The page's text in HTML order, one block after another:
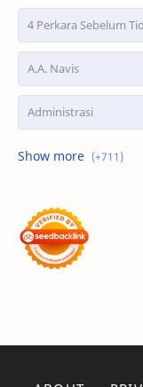
A.A. Navis
Administrasi
Advertorial
Akhirat